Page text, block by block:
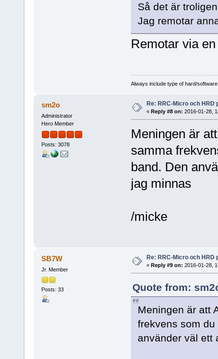
Så det är
Jag remotar
Remotar via
Always include type of hard/
sm2o
Administrator
Hero Member
Posts: 3078
Re: RRC-Micro och HRD
« Reply #8 on: 2016-01-28,
Meningen är
samma
band. Den
jag minnas
/micke
SB7W
Jr. Member
Posts: 33
Re: RRC-Micro och HRD
« Reply #9 on: 2016-01-28,
Quote from:
Meningen är att
frekvens som
använder väl ett